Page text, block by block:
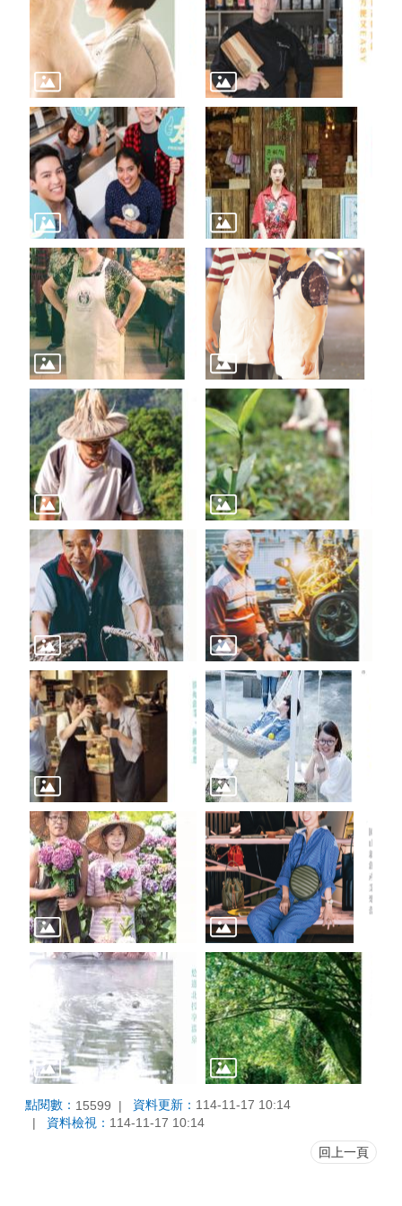
點閱數： 15599 資料更新： 114-11-17 10:14
資料檢視： 114-11-17 10:14
回上一頁